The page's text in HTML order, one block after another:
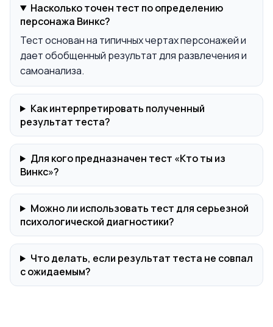
Насколько точен тест по определению
персонажа Винкс?
Тест основан на типичных чертах персонажей и
дает обобщенный результат для развлечения и
самоанализа.
Как интерпретировать полученный
результат теста?
Для кого предназначен тест «Кто ты из
Винкс»?
Можно ли использовать тест для серьезной
психологической диагностики?
Что делать, если результат теста не совпал
с ожидаемым?